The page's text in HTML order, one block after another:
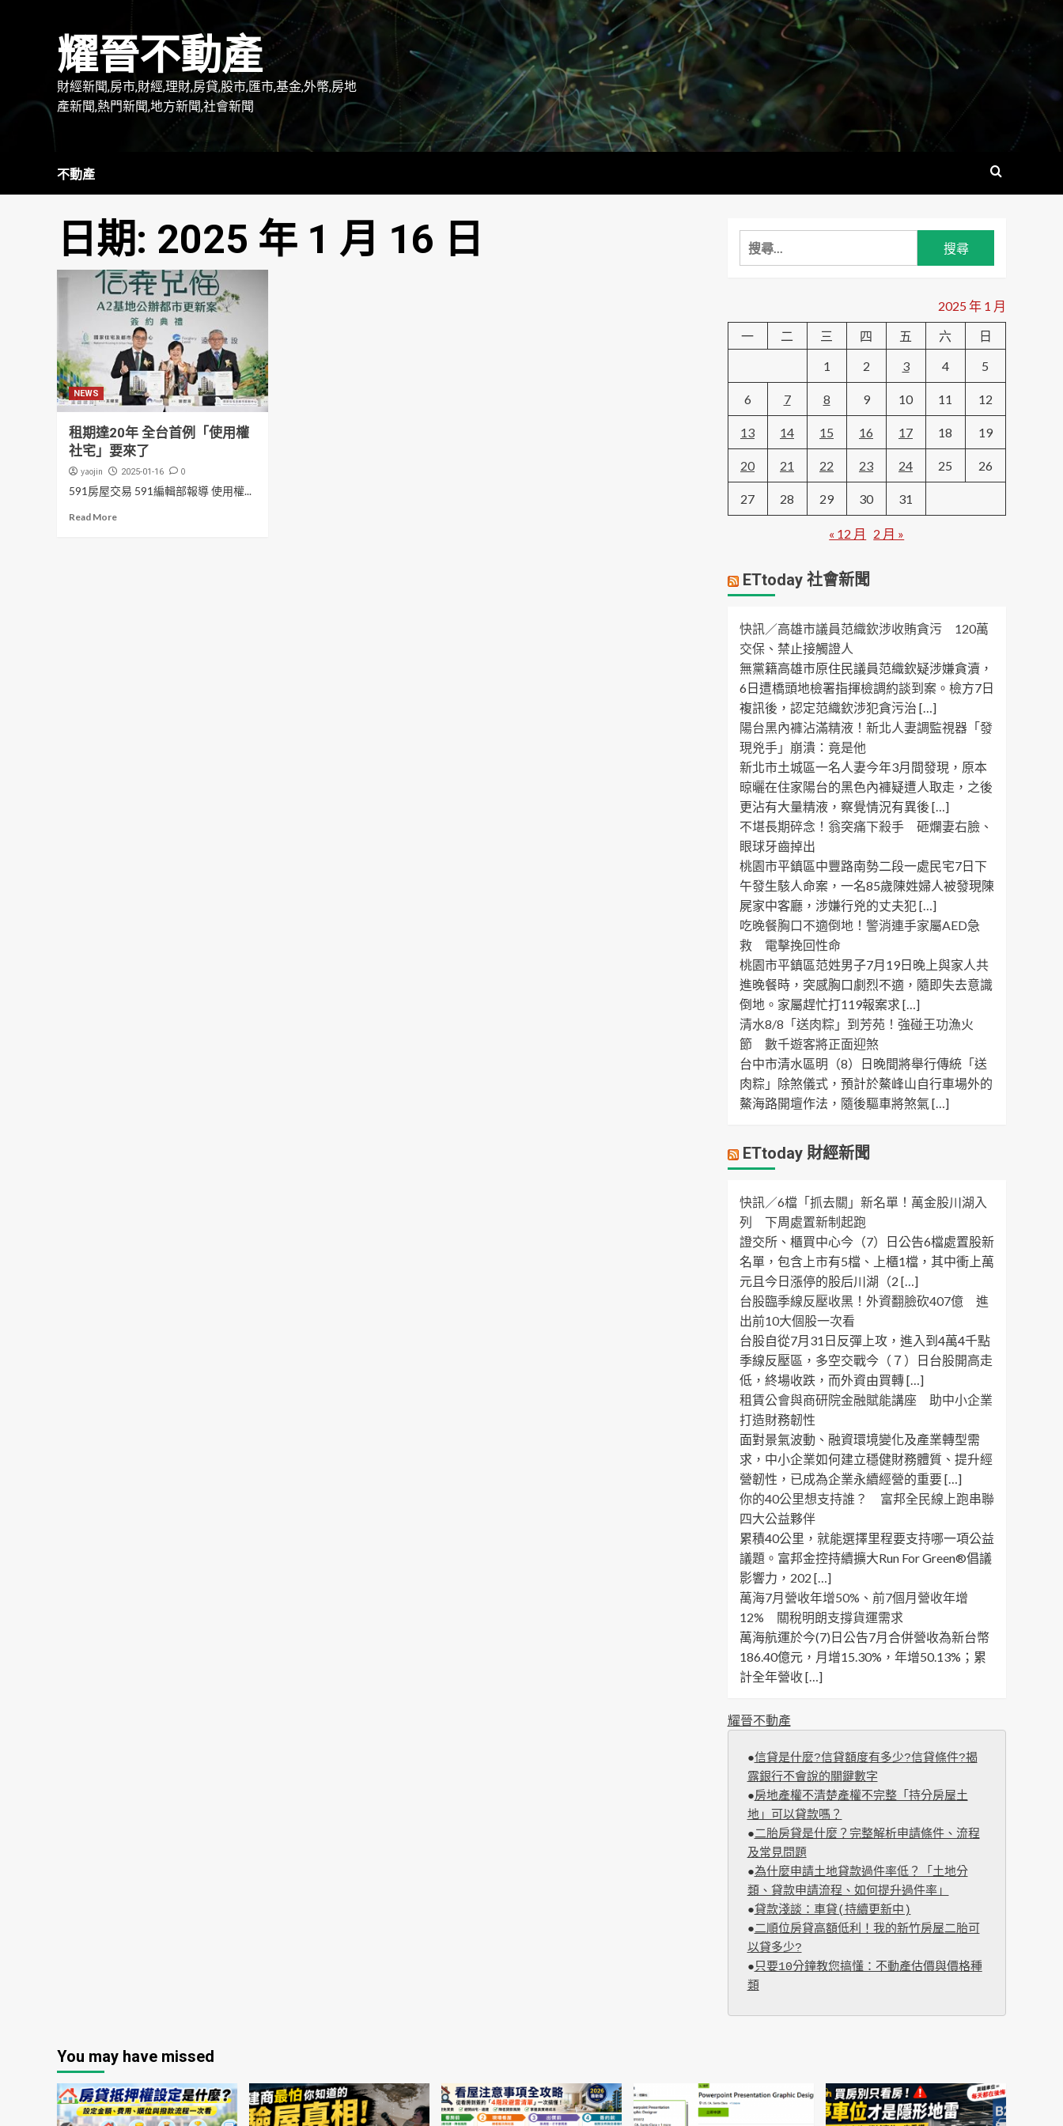
耀晉不動產
財經新聞,房市,財經,理財,房貸,股市,匯市,基金,外幣,房地
產新聞,熱門新聞,地方新聞,社會新聞
不動產
日期: 2025 年 1 月 16 日
NEWS
租期達20年 全台首例「使用權
社宅」要來了
yaojin 2025-01-16 0
591房屋交易 591編輯部報導 使用權...
Read More
搜
尋
字:
2025 年 1 月
一
二 三 四 五 六
日
1
2 3 4 5
6 7 8 9 10 11 12
13 14 15 16 17 18 19
20 21 22 23 24 25 26
27 28 29 30 31
« 12 月 2 月 »
ETtoday 社會新聞
快訊／高雄市議員范織欽涉收賄貪污 120萬
交保、禁止接觸證人
無黨籍高雄市原住民議員范織欽疑涉嫌貪瀆，
6日遭橋頭地檢署指揮檢調約談到案。檢方7日
複訊後，認定范織欽涉犯貪污治 […]
陽台黑內褲沾滿精液！新北人妻調監視器「發
現兇手」崩潰：竟是他
新北市土城區一名人妻今年3月間發現，原本
晾曬在住家陽台的黑色內褲疑遭人取走，之後
更沾有大量精液，察覺情況有異後 […]
不堪長期碎念！翁突痛下殺手 砸爛妻右臉、
眼球牙齒掉出
桃園市平鎮區中豐路南勢二段一處民宅7日下
午發生駭人命案，一名85歲陳姓婦人被發現陳
屍家中客廳，涉嫌行兇的丈夫犯 […]
吃晚餐胸口不適倒地！警消連手家屬AED急
救 電擊挽回性命
桃園市平鎮區范姓男子7月19日晚上與家人共
進晚餐時，突感胸口劇烈不適，隨即失去意識
倒地。家屬趕忙打119報案求 […]
清水8/8「送肉粽」到芳苑！強碰王功漁火
節 數千遊客將正面迎煞
台中市清水區明（8）日晚間將舉行傳統「送
肉粽」除煞儀式，預計於鰲峰山自行車場外的
鰲海路開壇作法，隨後驅車將煞氣 […]
ETtoday 財經新聞
快訊／6檔「抓去關」新名單！萬金股川湖入
列 下周處置新制起跑
證交所、櫃買中心今（7）日公告6檔處置股新
名單，包含上市有5檔、上櫃1檔，其中衝上萬
元且今日漲停的股后川湖（2 […]
台股臨季線反壓收黑！外資翻臉砍407億 進
出前10大個股一次看
台股自從7月31日反彈上攻，進入到4萬4千點
季線反壓區，多空交戰今（７）日台股開高走
低，終場收跌，而外資由買轉 […]
租賃公會與商研院金融賦能講座 助中小企業
打造財務韌性
面對景氣波動、融資環境變化及產業轉型需
求，中小企業如何建立穩健財務體質、提升經
營韌性，已成為企業永續經營的重要 […]
你的40公里想支持誰？ 富邦全民線上跑串聯
四大公益夥伴
累積40公里，就能選擇里程要支持哪一項公益
議題。富邦金控持續擴大Run For Green®倡議
影響力，202 […]
萬海7月營收年增50%、前7個月營收年增
12% 關稅明朗支撐貨運需求
萬海航運於今(7)日公告7月合併營收為新台幣
186.40億元，月增15.30%，年增50.13%；累
計全年營收 […]
耀晉不動產
●信貸是什麼?信貸額度有多少?信貸條件?揭
露銀行不會說的關鍵數字
●房地產權不清楚產權不完整「持分房屋土
地」可以貸款嗎？
●二胎房貸是什麼？完整解析申請條件、流程
及常見問題
●為什麼申請土地貸款過件率低？「土地分
類、貸款申請流程、如何提升過件率」
●貸款淺談：車貸(持續更新中)
●二順位房貸高額低利！我的新竹房屋二胎可
以貸多少?
●只要10分鐘教您搞懂：不動產估價與價格種
類
You may have missed